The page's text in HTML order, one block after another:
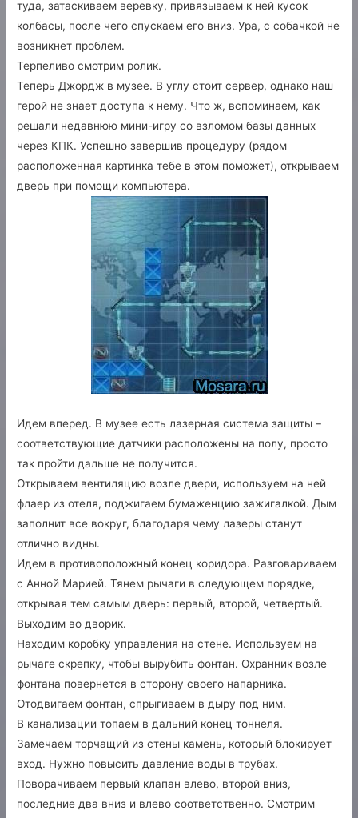
туда, затаскиваем веревку, привязываем к ней кусок
колбасы, после чего спускаем его вниз. Ура, с собачкой не
возникнет проблем.
Терпеливо смотрим ролик.
Теперь Джордж в музее. В углу стоит сервер, однако наш
герой не знает доступа к нему. Что ж, вспоминаем, как
решали недавнюю мини-игру со взломом базы данных
через КПК. Успешно завершив процедуру (рядом
расположенная картинка тебе в этом поможет), открываем
дверь при помощи компьютера.
Идем вперед. В музее есть лазерная система защиты –
соответствующие датчики расположены на полу, просто
так пройти дальше не получится.
Открываем вентиляцию возле двери, используем на ней
флаер из отеля, поджигаем бумаженцию зажигалкой. Дым
заполнит все вокруг, благодаря чему лазеры станут
отлично видны.
Идем в противоположный конец коридора. Разговариваем
с Анной Марией. Тянем рычаги в следующем порядке,
открывая тем самым дверь: первый, второй, четвертый.
Выходим во дворик.
Находим коробку управления на стене. Используем на
рычаге скрепку, чтобы вырубить фонтан. Охранник возле
фонтана повернется в сторону своего напарника.
Отодвигаем фонтан, спрыгиваем в дыру под ним.
В канализации топаем в дальний конец тоннеля.
Замечаем торчащий из стены камень, который блокирует
вход. Нужно повысить давление воды в трубах.
Поворачиваем первый клапан влево, второй вниз,
последние два вниз и влево соответственно. Смотрим